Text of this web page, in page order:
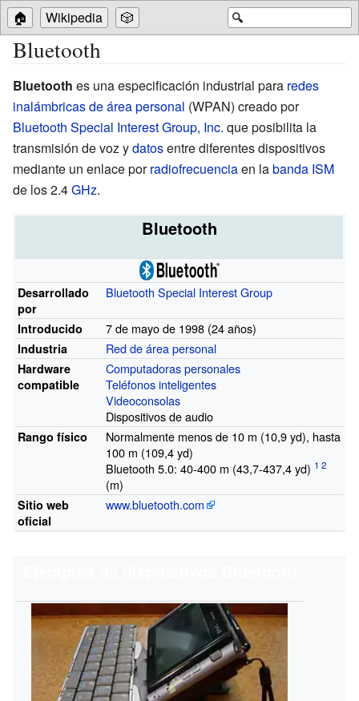
🔍
🏠 Wikipedia 🎲
Bluetooth
Bluetooth es una especificación industrial para redes
inalámbricas de área personal (WPAN) creado por
Bluetooth Special Interest Group, Inc. que posibilita la
transmisión de voz ydatosentre diferentes dispositivos
mediante un enlace porradiofrecuenciaen labanda ISM
de los 2.4GHz.
Bluetooth
Desarrollado
por
Bluetooth Special Interest Group
Introducido 7 de mayo de 1998 (24años)
Industria Red de área personal
Hardware
compatible
Computadoras personales
Teléfonos inteligentes
Videoconsolas
Dispositivos de audio
Rango físico Normalmente menos de 10 m (10,9yd), hasta
100 m (109,4yd)
Bluetooth 5.0: 40-400 m (43,7-437,4yd)
(m)
Sitio web
oficial
www.bluetooth.com